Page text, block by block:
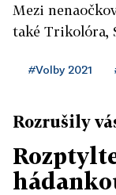
Mezi
také Trikolóra,
#Volby 2021
Rozrušily